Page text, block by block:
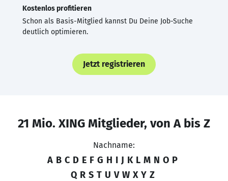
Kostenlos profitieren
Schon als Basis-Mitglied kannst Du Deine Job-Suche
deutlich optimieren.
Jetzt registrieren
21 Mio. XING Mitglieder, von A bis Z
Nachname:
A B C D E F G H I J K L M N O P
Q R S T U V W X Y Z